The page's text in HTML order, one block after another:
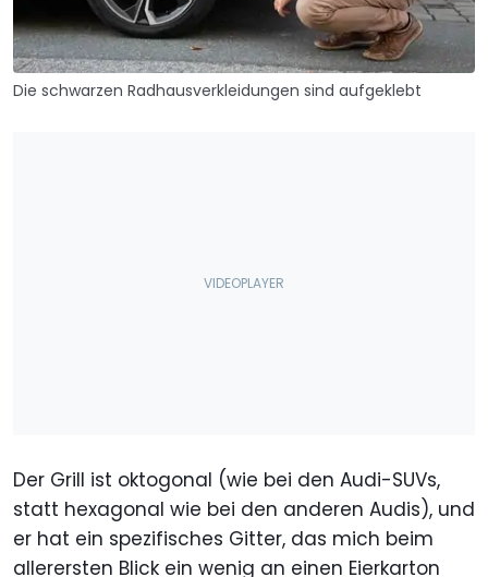
Die schwarzen Radhausverkleidungen sind aufgeklebt
Der Grill ist oktogonal (wie bei den Audi-SUVs,
statt hexagonal wie bei den anderen Audis), und
er hat ein spezifisches Gitter, das mich beim
allerersten Blick ein wenig an einen Eierkarton